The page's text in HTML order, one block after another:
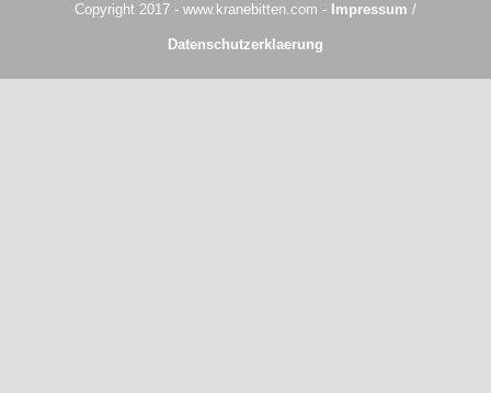
Copyright 2017 - www.kranebitten.com - Impressum /
Datenschutzerklaerung